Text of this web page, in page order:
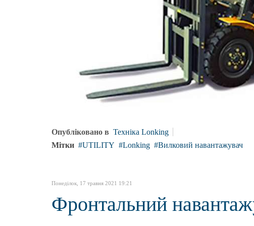
Опубліковано в Техніка Lonking
Мітки
UTILITY Lonking Вилковий навантажувач
Понеділок, 17 травня 2021 19:21
Фронтальний